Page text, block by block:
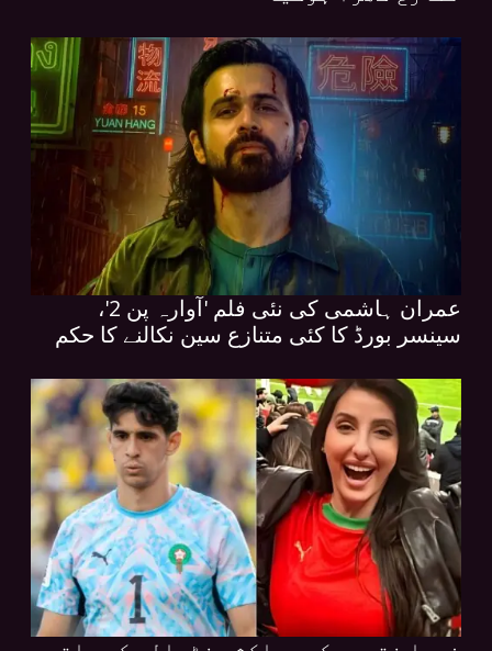
عمران ہاشمی کی نئی فلم 'آوارہ پن 2'،
سینسر بورڈ کا کئی متنازع سین نکالنے کا حکم